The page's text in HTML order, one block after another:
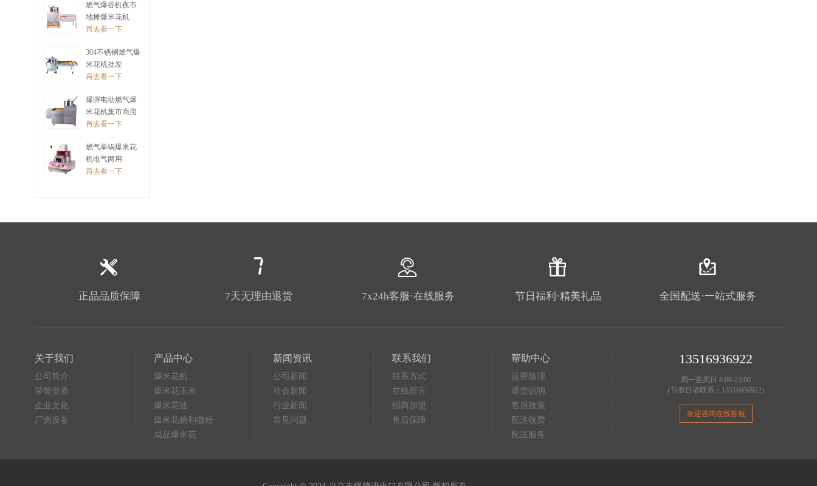
燃气爆谷机夜市
地摊爆米花机
再去看一下
304不锈钢燃气爆
米花机批发
再去看一下
爆牌电动燃气爆
米花机集市商用
再去看一下
燃气单锅爆米花
机电气两用
再去看一下
正品品质保障 7天无理由退货 7x24h客服·在线服务 节日福利·精美礼品 全国配送·一站式服务
关于我们
公司简介
荣誉资质
企业文化
厂房设备
产品中心
爆米花机
爆米花玉米
爆米花油
爆米花糖和撒粉
成品爆米花
新闻资讯
公司新闻
社会新闻
行业新闻
常见问题
联系我们
联系方式
在线留言
招商加盟
售后保障
帮助中心
运费险理
退货说明
售后政策
配送收费
配送服务
13516936922
周一至周日 8:00-23:00
（节假日请联系：13516936922）
欢迎咨询在线客服